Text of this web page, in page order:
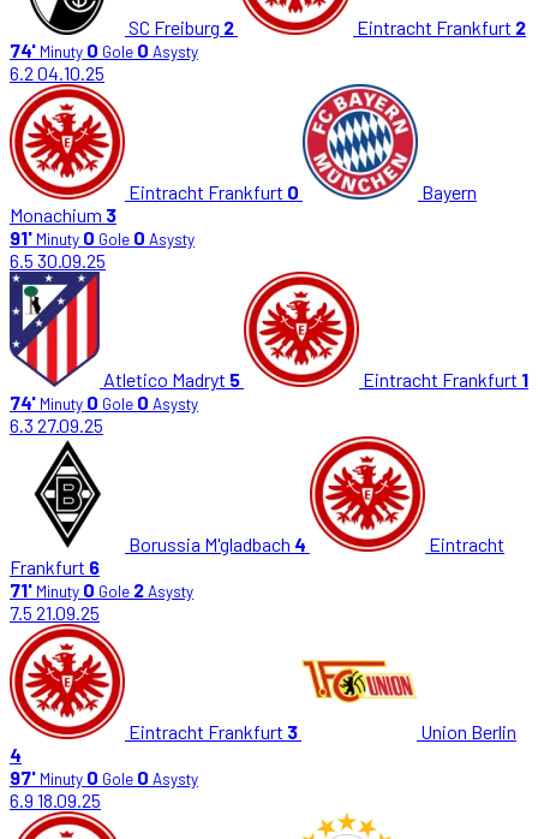
SC Freiburg 2 Eintracht Frankfurt 2
74' Minuty 0 Gole 0 Asysty
6.2 04.10.25
Eintracht Frankfurt 0
Bayern
Monachium 3
91' Minuty 0 Gole 0 Asysty
6.5 30.09.25
Atletico Madryt 5 Eintracht Frankfurt 1
74' Minuty 0 Gole 0 Asysty
6.3 27.09.25
Borussia M'gladbach 4
Eintracht
Frankfurt 6
71' Minuty 0 Gole 2Asysty
7.5 21.09.25
Eintracht Frankfurt 3
Union Berlin
4
97' Minuty 0 Gole 0 Asysty
6.9 18.09.25